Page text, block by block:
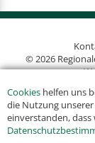
Cookies helfen uns
die Nutzung
einverstanden, dass
© 2026